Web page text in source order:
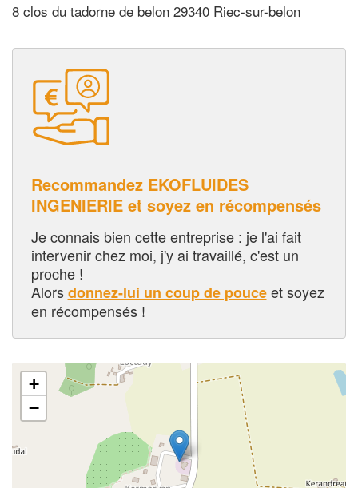
8 clos du tadorne de belon 29340 Riec-sur-belon
Recommandez EKOFLUIDES
INGENIERIE et soyez en récompensés
Je connais bien cette entreprise : je l'ai fait
intervenir chez moi, j'y ai travaillé, c'est un
proche !
Alorsdonnez-lui un coup de pouceet soyez
en récompensés !
+
−